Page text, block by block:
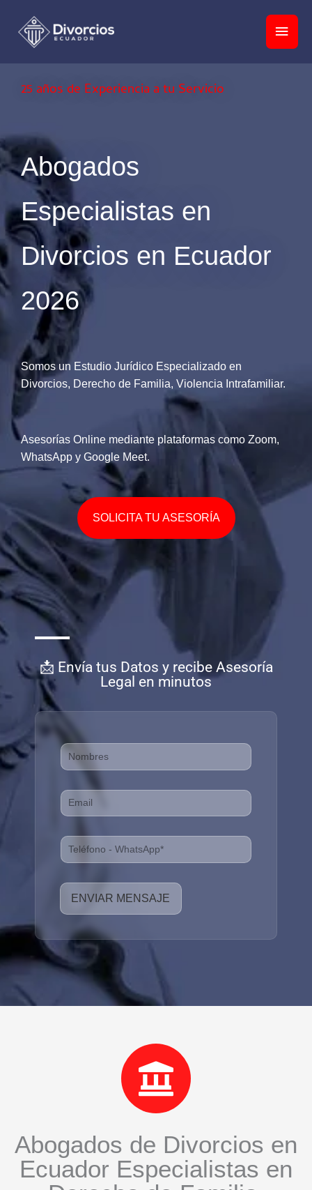
contenido
25 años de Experiencia a tu Servicio
Abogados
Especialistas en
Divorcios en Ecuador
2026
Somos un Estudio Jurídico Especializado en
Divorcios, Derecho de Familia, Violencia Intrafamiliar.
Asesorías Online mediante plataformas como Zoom,
WhatsApp y Google Meet.
SOLICITA TU ASESORÍA
📩 Envía tus Datos y recibe Asesoría
Legal en minutos
N
a
E
m
*
P
h
e
ENVIAR MENSAJE
Abogados de Divorcios en
Ecuador Especialistas en